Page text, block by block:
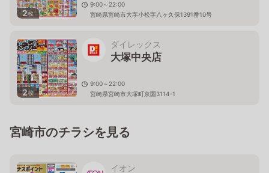
2枚
9:00～22:00
宮崎県宮崎市大字小松字八ヶ久保1391番10号
2枚
ダイレックス
大塚中央店
9:00～22:00
宮崎県宮崎市大塚町京園3114-1
宮崎市のチラシを見る
イオン